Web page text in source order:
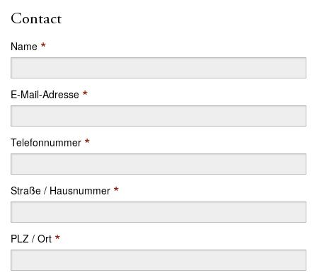
Contact
Name *
E-Mail-Adresse *
Telefonnummer *
Straße / Hausnummer *
PLZ / Ort *